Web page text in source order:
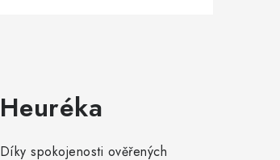
Heuréka
Díky spokojenosti ověřených